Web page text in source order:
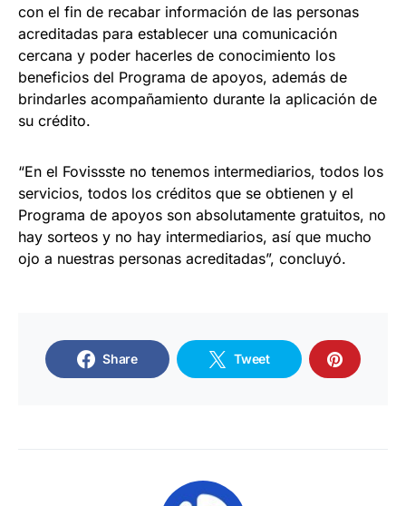
con el fin de recabar información de las personas
acreditadas para establecer una comunicación
cercana y poder hacerles de conocimiento los
beneficios del Programa de apoyos, además de
brindarles acompañamiento durante la aplicación de
su crédito.
“En el Fovissste no tenemos intermediarios, todos los
servicios, todos los créditos que se obtienen y el
Programa de apoyos son absolutamente gratuitos, no
hay sorteos y no hay intermediarios, así que mucho
ojo a nuestras personas acreditadas”, concluyó.
Share Tweet